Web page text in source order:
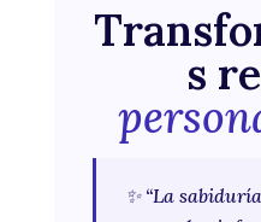
s
✨ “La